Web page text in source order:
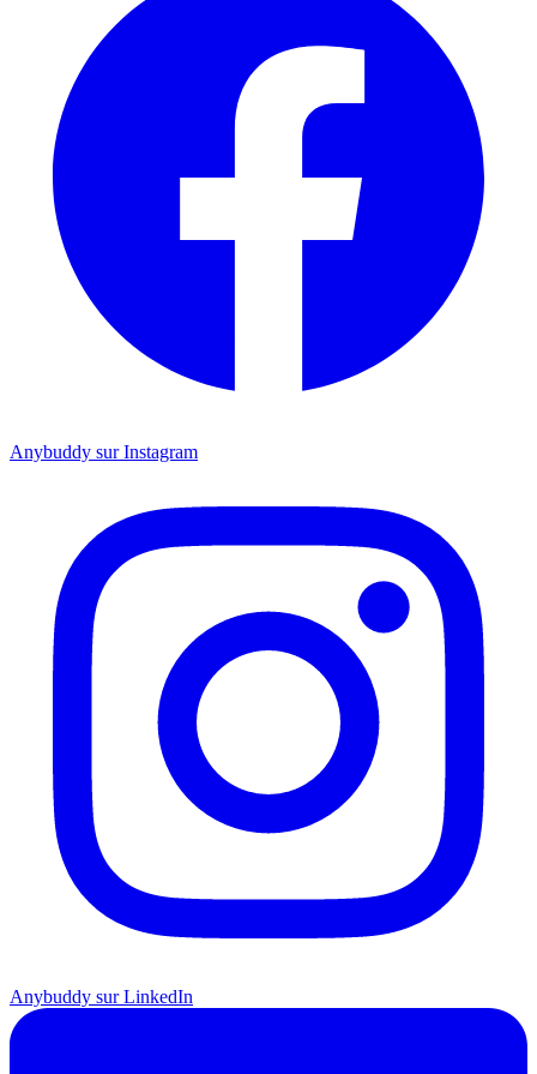
Anybuddy sur Instagram
Anybuddy sur LinkedIn